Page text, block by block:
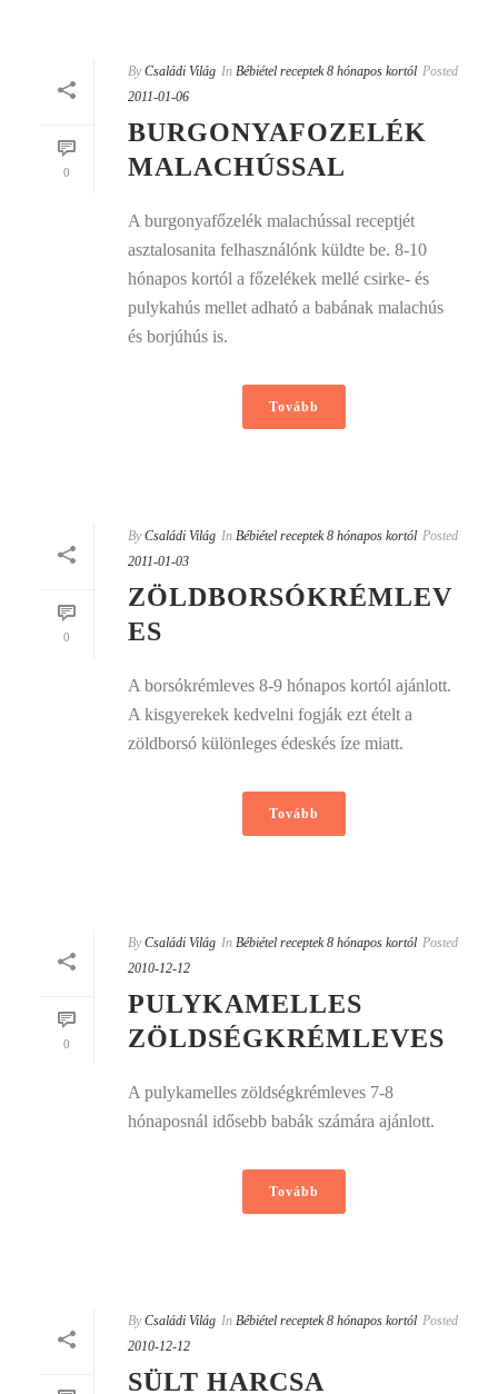
0
By Családi Világ In Bébiétel receptek 8 hónapos kortól Posted
2011-01-06
BURGONYAFOZELÉK
MALACHÚSSAL
A burgonyafőzelék malachússal receptjét
asztalosanita felhasználónk küldte be. 8-10
hónapos kortól a főzelékek mellé csirke- és
pulykahús mellet adható a babának malachús
és borjúhús is.
Tovább
0
By Családi Világ In Bébiétel receptek 8 hónapos kortól Posted
2011-01-03
ZÖLDBORSÓKRÉMLEV
ES
A borsókrémleves 8-9 hónapos kortól ajánlott.
A kisgyerekek kedvelni fogják ezt ételt a
zöldborsó különleges édeskés íze miatt.
Tovább
0
By Családi Világ In Bébiétel receptek 8 hónapos kortól Posted
2010-12-12
PULYKAMELLES
ZÖLDSÉGKRÉMLEVES
A pulykamelles zöldségkrémleves 7-8
hónaposnál idősebb babák számára ajánlott.
Tovább
By Családi Világ In Bébiétel receptek 8 hónapos kortól Posted
2010-12-12
SÜLT HARCSA